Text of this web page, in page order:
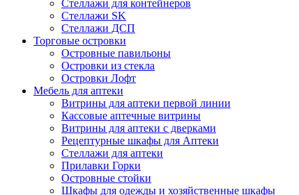
Стеллажи для контейнеров
Стеллажи SK
Стеллажи ДСП
Торговые островки
Островные павильоны
Островки из стекла
Островки Лофт
Мебель для аптеки
Витрины для аптеки первой линии
Кассовые аптечные витрины
Витрины для аптеки с дверками
Рецептурные шкафы для Аптеки
Стеллажи для аптеки
Прилавки Горки
Островные стойки
Шкафы для одежды и хозяйственные шкафы